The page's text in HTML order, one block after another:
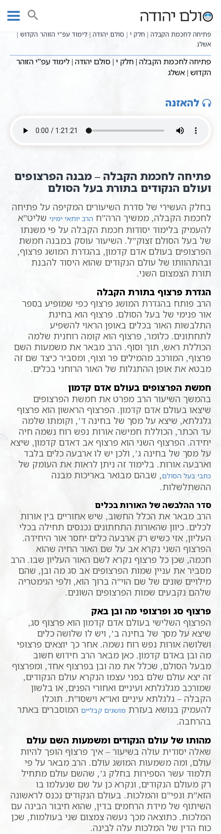
עמוד ראשי שיעורי וידאו
פתיחה לחכמת הקבלה - הרב יוחאי ימיני
פתיחה לחכמת הקבלה | חלק י | סולם יהודה | לימוד עפ”י הזוהר הקדוש |
אשלג
פתיחה לחכמת הקבלה | חלק י | סולם יהודה | לימוד עפ”י הזוהר
הקדוש | אשלג
להאזנה
פתיחה לחכמת הקבלה – מבנה הפרצופים
ועולם הנקודים בתורת בעל הסולם
בחלק העשירי של סדרת השיעורים המקיפה על פתיחה
לחכמת הקבלה, ממשיך הרה”ח הרב יוחאי ימיני שליט”א
להעמיק בלימוד יסודות חכמת הקבלה על פי משנתו
של בעל הסולם זצוק”ל. השיעור עוסק במבנה חמשת
הפרצופים בעולם אדם קדמון, בהגדרת המושג פרצוף,
ובהתהוותו של עולם הנקודים שהוא היסוד להבנת
תורת הצמצום השני.
הגדרת פרצוף בתורת הקבלה
הרב פותח בהגדרת המושג פרצוף כפי שמופיע בספר
אור פנימי של בעל הסולם. פרצוף הוא בחינת
התלבשות האור בכלים באופן הראוי להשפיע
לתחתונים. כלומר, פרצוף הוא קומה רוחנית שלמה
הכוללת ראש, תוך וסוף. הרב מבאר את משמעות השם
פרצוף, המורכב מהמילים פר וצוף, ומסביר כיצד שם זה
מבטא את אופן ההתגלות של האור הרוחני בכלים.
חמשת הפרצופים בעולם אדם קדמון
בהמשך השיעור הרב מפרט את חמשת הפרצופים
שיצאו בעולם אדם קדמון. הפרצוף הראשון הוא פרצוף
גלגלתא, שיצא על מסך של בחינה ד’, וקומתו שלמה
עד הכתר, הכוללת חמישה אורות נפש רוח נשמה חיה
יחידה. הפרצוף השני הוא פרצוף אב דאדם קדמון, שיצא
על מסך של בחינה ג’, ולכן יש לו ארבעה כלים בלבד
וארבעה אורות. בלימוד זה ניתן לראות את העומק של
כתבי בעל הסולם, שבהם מבואר באריכות מבנה
ההשתלשלות.
סדר ההלבשה של האורות בכלים
הרב מבאר את הכלל החשוב, שיש אחוריים בין אורות
לכלים. כיוון שהאורות התחתונים נכנסים תחילה בכלי
העליון, אזי כשיש רק ארבעה כלים יחסר אור היחידה.
הפרצוף השני נקרא אב על שם האור החיה שהוא
חכמה, שכן כל פרצוף נקרא לשם האור העליון שבו. הרב
מסביר את עניין שמות הפרצופים אב סג מה ובן, שהם
מילויים שונים של שם הוי”ה ברוך הוא, ולפי הגימטריה
שלהם נקבעים שמות הפרצופים השונים.
פרצוף סג ופרצופי מה ובן באק
הפרצוף השלישי בעולם אדם קדמון הוא פרצוף סג,
שיצא על מסך של בחינה ב’, ויש לו שלושה כלים
ושלושה אורות נפש רוח נשמה. אחר כך יוצאים פרצופי
מה ובן באדם קדמון. כאן מבאר הרב חידוש חשוב
מבעל הסולם, שכלל את מה ובן בפרצוף אחד, ומפרצוף
זה יצא עולם שלם בפני עצמו הנקרא עולם הנקודים,
שמורכב מגלגלתא ועיניים ואחורי הפנים, או בלשון
הקבלה – גלגלתא עיניים ואו”א וישסו”ת. תוכלו
להעמיק בנושא בעזרת מושגים קבליים המוסברים באתר
בהרחבה.
מהותו של עולם הנקודים ומשמעות השם עולם
שאלה יסודית עולה בשיעור – איך פרצוף הופך להיות
עולם, ומה משמעות המושג עולם. הרב מבאר על פי
תלמוד עשר הספירות בחלק ג’, שהשם עולם מתחיל
רק מעולם הנקודים, ונקרא כן על שם שנעלמו בו
הזא”ת ונפי”ם והמלכות. בעולם הנקודים נכנס לראשונה
השיתוף של מידת הרחמים בדין, שהוא חיבור הבינה עם
המלכות. כתוצאה מכך נעשה צמצום שני בעולמות, שכן
כוח הדין של המלכות עלה לבינה.